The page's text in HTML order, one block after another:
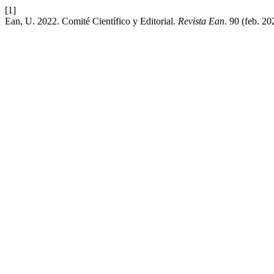
[1]
Ean, U. 2022. Comité Científico y Editorial. Revista Ean. 90 (feb.